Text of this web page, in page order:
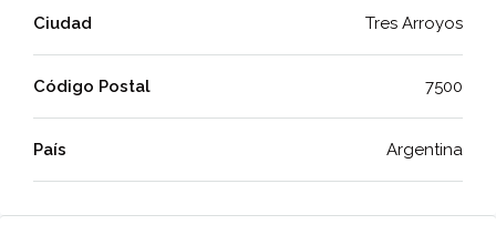
Ciudad Tres Arroyos
Código Postal 7500
País Argentina